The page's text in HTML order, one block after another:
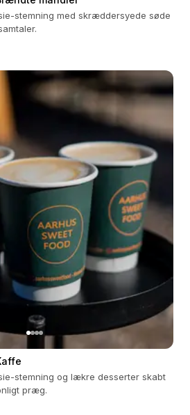
stemning med skræddersyede søde
stemning og lækre desserter skabt
præg.